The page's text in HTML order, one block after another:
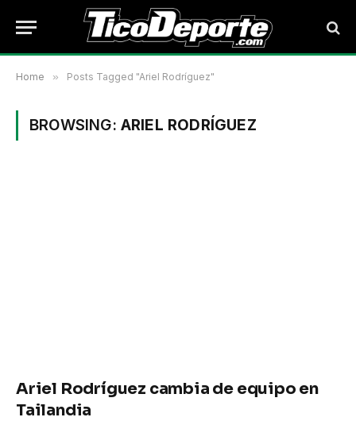
Home » Posts Tagged "Ariel Rodríguez"
BROWSING: ARIEL RODRÍGUEZ
Ariel Rodríguez cambia de equipo en
Tailandia